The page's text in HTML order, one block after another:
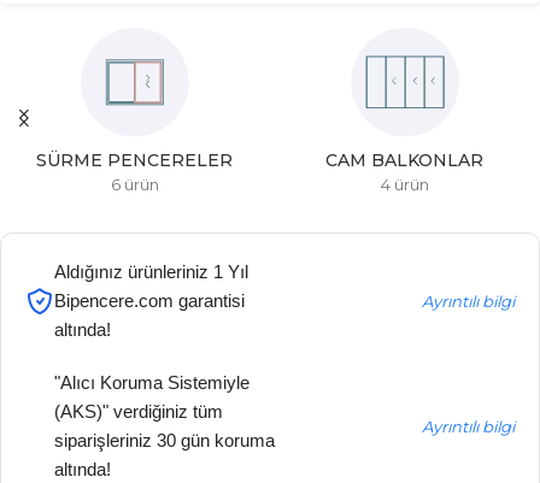
SÜRME PENCERELER
6 ürün
CAM BALKONLAR
4 ürün
Aldığınız ürünleriniz 1 Yıl
Bipencere.com garantisi
altında!
Ayrıntılı bilgi
"Alıcı Koruma Sistemiyle
(AKS)" verdiğiniz tüm
siparişleriniz 30 gün koruma
altında!
Ayrıntılı bilgi